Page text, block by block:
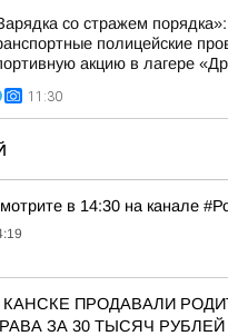
со стражем
полицейские
акцию в лагере
11:30
в 14:30 на канале
КАНСКЕ ПРОДАВАЛИ
ЗА 30 ТЫСЯЧ РУБЛЕЙ